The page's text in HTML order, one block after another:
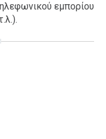
εμπορίου